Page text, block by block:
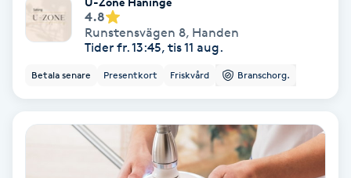
Fotmassage
Fransar
4.8
Runstensvägen 8, Handen
Tider fr. 13:45, tis 11 aug.
Betala senare Presentkort Friskvård Branschorg.